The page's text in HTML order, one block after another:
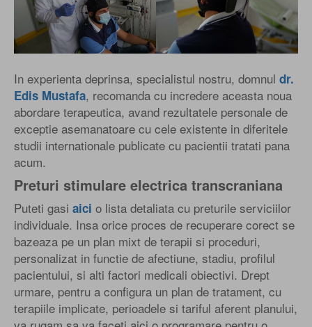
In experienta deprinsa, specialistul nostru, domnul dr.
Edis Mustafa, recomanda cu incredere aceasta noua
abordare terapeutica, avand rezultatele personale de
exceptie asemanatoare cu cele existente in diferitele
studii internationale publicate cu pacientii tratati pana
acum.
Preturi stimulare electrica transcraniana
Puteti gasi aici o lista detaliata cu preturile serviciilor
individuale. Insa orice proces de recuperare corect se
bazeaza pe un plan mixt de terapii si proceduri,
personalizat in functie de afectiune, stadiu, profilul
pacientului, si alti factori medicali obiectivi. Drept
urmare, pentru a configura un plan de tratament, cu
terapiile implicate, perioadele si tariful aferent planului,